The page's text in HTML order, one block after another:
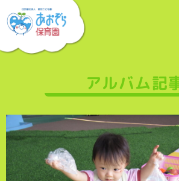
アルバム記